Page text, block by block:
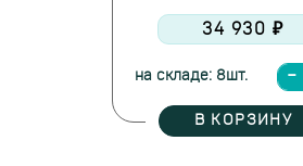
34 930 ₽
на складе: 8шт.
В КОРЗИНУ